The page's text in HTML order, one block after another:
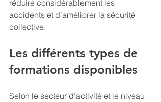
réduire considérablement les
accidents et d’améliorer la sécurité
collective.
Les différents types de
formations disponibles
Selon le secteur d’activité et le niveau